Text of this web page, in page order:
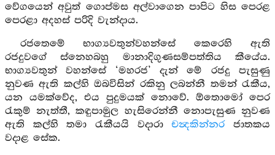
වේගයෙන් අවුත් ගොප්මස අල්වාගෙන පාපිට හිස පෙරළ
පෙරළා අදහස් පරිදි වැන්දාය.
රජතෙමේ භාග්‍යවතුන්වහන්සේ කෙරෙහි ඇති
රජදුවගේ ස්නෙහබහු මානාදිගුණසම්පත්තිය කීයේය.
භාග්‍යවතුන් වහන්සේ ‘මහරජ’ දැන් මේ රජදු පැසුණු
නුවණ ඇති කල්හි ඔබවිසින් රකිනු ලබන්නී තමන් රැකීය,
යන යමක්වේද, එය පුදුමයක් නොවේ. ඕතොමෝ පෙර
රැකුම් නැත්තී, කඳුපාමුල හැසිරෙන්නී නොපැසුණ නුවණ
ඇති කල්හි තමා රැකීයයි වදාරාචන්‍දකින්නරජාතකය
වදාළ සේක.